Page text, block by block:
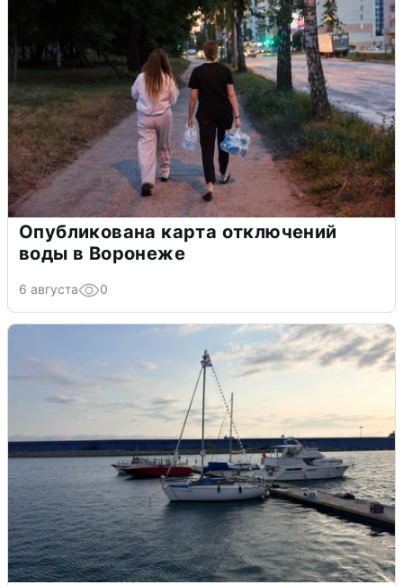
Опубликована карта отключений
воды в Воронеже
6 августа 0